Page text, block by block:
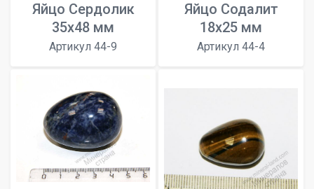
Яйцо Сердолик
35х48 мм
Артикул 44-9
Яйцо Содалит
18х25 мм
Артикул 44-4